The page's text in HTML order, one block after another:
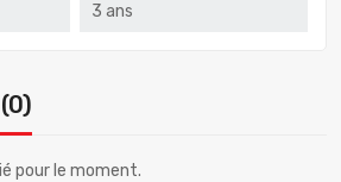
3 ans
pour le moment.